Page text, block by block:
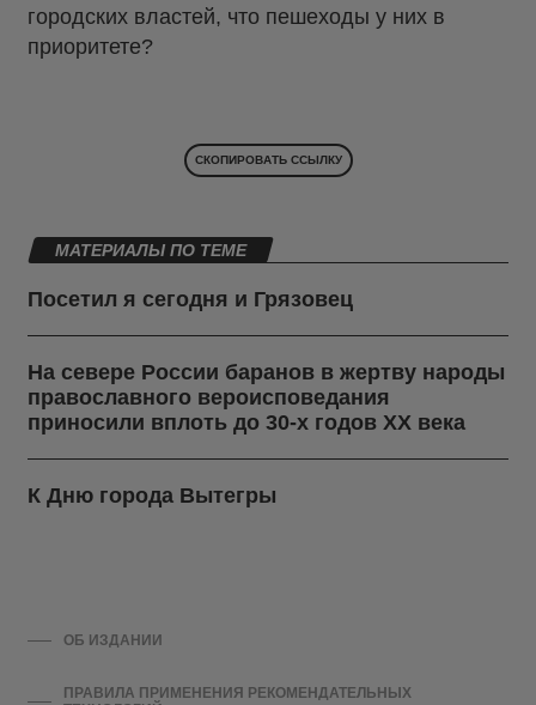
городских властей, что пешеходы у них в
приоритете?
СКОПИРОВАТЬ ССЫЛКУ
МАТЕРИАЛЫ ПО ТЕМЕ
Посетил я сегодня и Грязовец
На севере России баранов в жертву народы
православного вероисповедания
приносили вплоть до 30-х годов ХХ века
К Дню города Вытегры
ОБ ИЗДАНИИ
ПРАВИЛА ПРИМЕНЕНИЯ РЕКОМЕНДАТЕЛЬНЫХ